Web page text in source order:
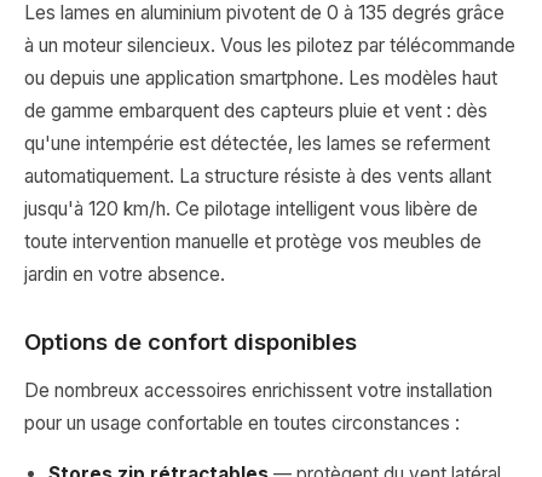
Les lames en aluminium pivotent de 0 à 135 degrés grâce
à un moteur silencieux. Vous les pilotez par télécommande
ou depuis une application smartphone. Les modèles haut
de gamme embarquent des capteurs pluie et vent : dès
qu'une intempérie est détectée, les lames se referment
automatiquement. La structure résiste à des vents allant
jusqu'à 120 km/h. Ce pilotage intelligent vous libère de
toute intervention manuelle et protège vos meubles de
jardin en votre absence.
Options de confort disponibles
De nombreux accessoires enrichissent votre installation
pour un usage confortable en toutes circonstances :